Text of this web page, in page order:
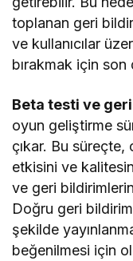
toplanan geri
ve kullanıcılar
bırakmak için
Beta testi ve
oyun geliştirme
çıkar. Bu süreçte,
etkisini ve
ve geri bildirimlerin
Doğru geri
şekilde
beğenilmesi için